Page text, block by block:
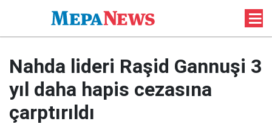
Nahda lideri Raşid Gannuşi 3
yıl daha hapis cezasına
çarptırıldı